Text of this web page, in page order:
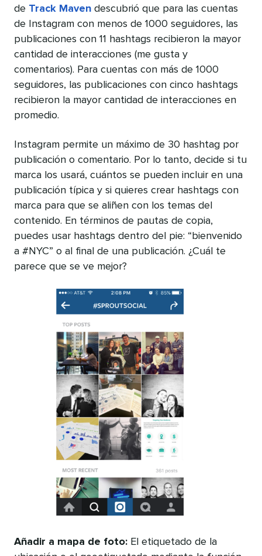
de Track Maven descubrió que para las cuentas
de Instagram con menos de 1000 seguidores, las
publicaciones con 11 hashtags recibieron la mayor
cantidad de interacciones (me gusta y
comentarios). Para cuentas con más de 1000
seguidores, las publicaciones con cinco hashtags
recibieron la mayor cantidad de interacciones en
promedio.
Instagram permite un máximo de 30 hashtag por
publicación o comentario. Por lo tanto, decide si tu
marca los usará, cuántos se pueden incluir en una
publicación típica y si quieres crear hashtags con
marca para que se aliñen con los temas del
contenido. En términos de pautas de copia,
puedes usar hashtags dentro del pie: “bienvenido
a #NYC” o al final de una publicación. ¿Cuál te
parece que se ve mejor?
Añadir a mapa de foto: El etiquetado de la